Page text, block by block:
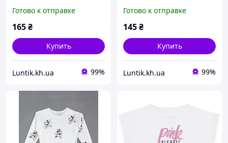
размеры 104-110 (рост
104, 110, )
Готово к отправке
165₴
Купить
Luntik.kh.ua 99%
размеры 74-122 (рост 74,
80, 86, 92, 98, 104, 110,
Готово к отправке
145₴
Купить
Luntik.kh.ua 99%